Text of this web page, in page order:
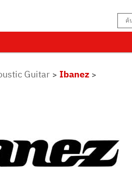
Guitar > Ibanez >